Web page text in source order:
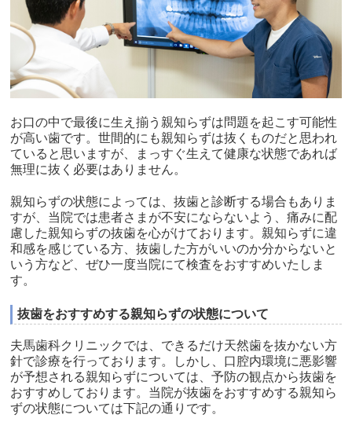
お口の中で最後に生え揃う親知らずは問題を起こす可能性
が高い歯です。世間的にも親知らずは抜くものだと思われ
ていると思いますが、まっすぐ生えて健康な状態であれば
無理に抜く必要はありません。
親知らずの状態によっては、抜歯と診断する場合もありま
すが、当院では患者さまが不安にならないよう、痛みに配
慮した親知らずの抜歯を心がけております。親知らずに違
和感を感じている方、抜歯した方がいいのか分からないと
いう方など、ぜひ一度当院にて検査をおすすめいたしま
す。
抜歯をおすすめする親知らずの状態について
夫馬歯科クリニックでは、できるだけ天然歯を抜かない方
針で診療を行っております。しかし、口腔内環境に悪影響
が予想される親知らずについては、予防の観点から抜歯を
おすすめしております。当院が抜歯をおすすめする親知ら
ずの状態については下記の通りです。